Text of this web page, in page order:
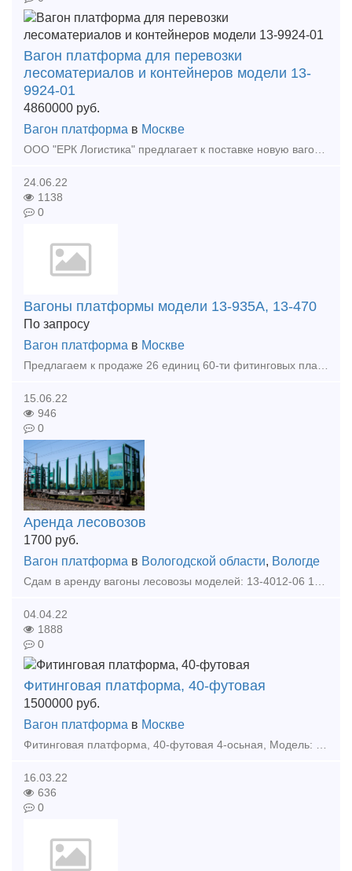
Вагон платформа для перевозки
лесоматериалов и контейнеров модели 13-
9924-01
4860000 руб.
Вагон платформа в Москве
ООО "ЕРК Логистика" предлагает к поставке новую вагон-платформу, для перевозки лесоматериалов, контейнеров и труб большого диаметра. Модель: 13-9924-01 Грузоподъемность -68,5 т
24.06.22
1138
0
Вагоны платформы модели 13-935А, 13-470
По запросу
Вагон платформа в Москве
Предлагаем к продаже 26 единиц 60-ти фитинговых платформ модели 13-935А, 13-470, постройки 1993, 1979, 1980, 1981, 1993 года. Наша компания является собственником железнодорожного подвижного с
15.06.22
946
0
Аренда лесовозов
1700 руб.
Вагон платформа в Вологодской области, Вологде
Сдам в аренду вагоны лесовозы моделей: 13-4012-06 13-401-06 13-2114-06
04.04.22
1888
0
Фитинговая платформа, 40-футовая
1500000 руб.
Вагон платформа в Москве
Фитинговая платформа, 40-футовая 4-осьная, Модель: 13-9744-01 Грузоподъемность -72 т Масса тары вагона-22т Длина: по осям сцепления автосцепок-14620 мм по концевым балкам рам
16.03.22
636
0